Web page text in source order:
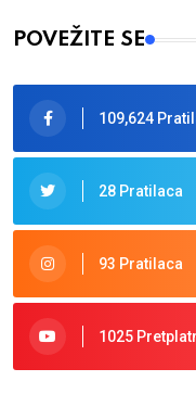
POVEŽITE SE
109,624
28 Pratilaca
93 Pratilaca
1025